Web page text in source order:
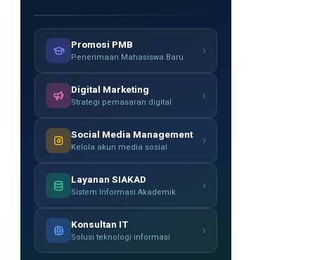
Promosi PMB
Penerimaan Mahasiswa Baru ›
Digital Marketing
Strategi pemasaran digital ›
Social Media Management
Kelola akun media sosial ›
Layanan SIAKAD
Sistem Informasi Akademik ›
Konsultan IT
Solusi teknologi informasi ›